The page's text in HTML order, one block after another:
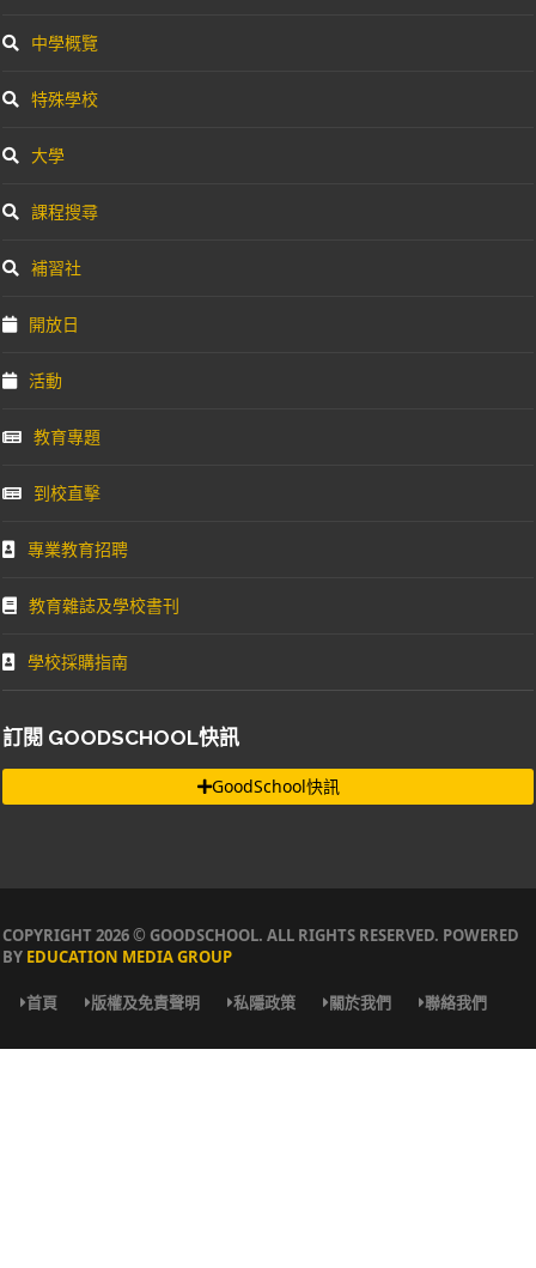
中學概覽
特殊學校
大學
課程搜尋
補習社
開放日
活動
教育專題
到校直擊
專業教育招聘
教育雜誌及學校書刊
學校採購指南
訂閱 GOODSCHOOL快訊
GoodSchool快訊
COPYRIGHT 2026 © GOODSCHOOL. ALL RIGHTS RESERVED. POWERED
BY EDUCATION MEDIA GROUP
首頁 版權及免責聲明 私隱政策 關於我們 聯絡我們